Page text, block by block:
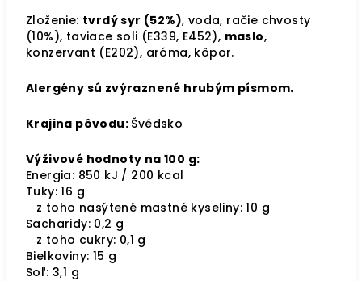
Zloženie: tvrdý syr (52%), voda, račie chvosty
(10%), taviace soli (E339, E452), maslo,
konzervant (E202), aróma, kôpor.
Alergény sú zvýraznené hrubým písmom.
Krajina pôvodu: Švédsko
Výživové hodnoty na 100 g:
Energia: 850 kJ / 200 kcal
Tuky: 16 g
z toho nasýtené mastné kyseliny: 10 g
Sacharidy: 0,2 g
z toho cukry: 0,1 g
Bielkoviny: 15 g
Soľ: 3,1 g